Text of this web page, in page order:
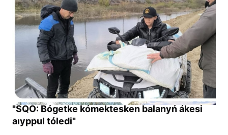
"SQO: Bógetke kómektesken balanyń ákesi
aıyppul tóledi"